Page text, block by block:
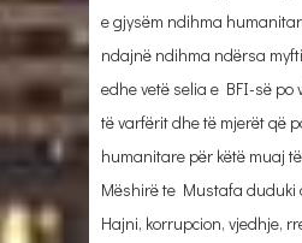
e gjysëm ndihma
ndajnë ndihma ndërsa
edhe vetë selia e BFI-së po
të varfërit dhe të mjerët që
humanitare për këtë muaj
Mëshirë te Mustafa duduki
Hajni, korrupcion, vjedhje,